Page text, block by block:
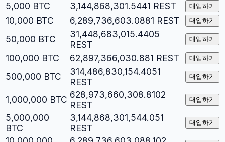
5,000 BTC 3,144,868,301.5441 REST 대입하기
10,000 BTC 6,289,736,603.0881 REST 대입하기
50,000 BTC
31,448,683,015.4405
REST
대입하기
100,000 BTC 62,897,366,030.881 REST 대입하기
500,000 BTC
314,486,830,154.4051
REST
대입하기
1,000,000 BTC 628,973,660,308.8102
REST
대입하기
5,000,000
BTC
3,144,868,301,544.051
REST
대입하기